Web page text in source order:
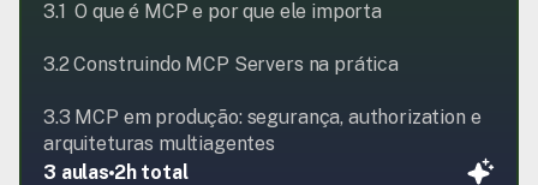
3.1  O que é MCP e por que ele importa
3.2 Construindo MCP Servers na prática
3.3 MCP em produção: segurança, authorization e
arquiteturas multiagentes
3 aulas 2h total